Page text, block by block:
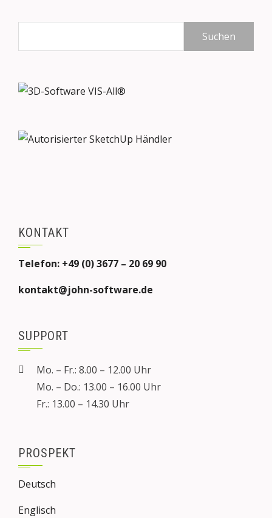
KONTAKT
Telefon: +49 (0) 3677 – 20 69 90
kontakt@john-software.de
SUPPORT
Mo. – Fr.: 8.00 – 12.00 Uhr
Mo. – Do.: 13.00 – 16.00 Uhr
Fr.: 13.00 – 14.30 Uhr
PROSPEKT
Deutsch
Englisch